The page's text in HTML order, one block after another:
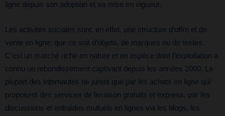
ligne depuis son adoption et sa mise en vigueur.
Les activités sociales sont, en effet, une structure d’offre et de
vente en ligne, que ce soit d’objets, de marques ou de textes.
C’est un marché riche en nature et en espèce dont l’exploitation a
connu un rebondissement captivant depuis les années 2000. La
plupart des internautes ne jurent que par les achats en ligne qui
proposent des services de livraison gratuits et express, par les
discussions et entraides mutuels en lignes via les blogs, les